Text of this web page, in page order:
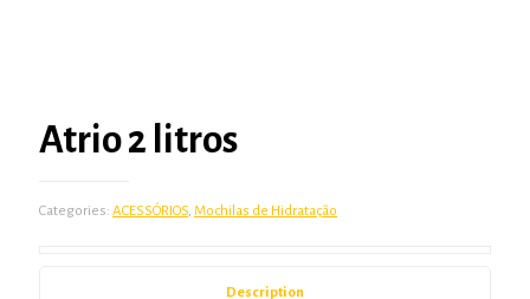
Atrio 2 litros
Categories: ACESSÓRIOS, Mochilas de Hidratação
Description